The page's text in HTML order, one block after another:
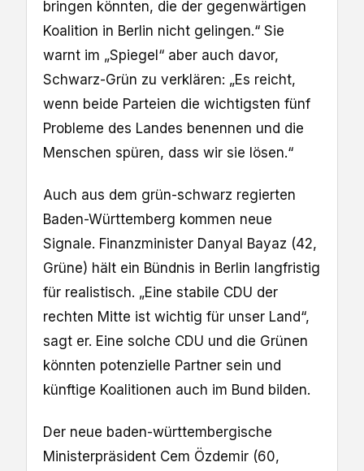
bringen könnten, die der gegenwärtigen
Koalition in Berlin nicht gelingen.“ Sie
warnt im „Spiegel“ aber auch davor,
Schwarz-Grün zu verklären: „Es reicht,
wenn beide Parteien die wichtigsten fünf
Probleme des Landes benennen und die
Menschen spüren, dass wir sie lösen.“
Auch aus dem grün-schwarz regierten
Baden-Württemberg kommen neue
Signale. Finanzminister Danyal Bayaz (42,
Grüne) hält ein Bündnis in Berlin langfristig
für realistisch. „Eine stabile CDU der
rechten Mitte ist wichtig für unser Land“,
sagt er. Eine solche CDU und die Grünen
könnten potenzielle Partner sein und
künftige Koalitionen auch im Bund bilden.
Der neue baden-württembergische
Ministerpräsident Cem Özdemir (60,